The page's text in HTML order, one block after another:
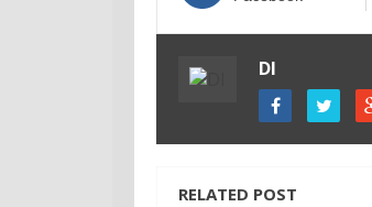
DI
RELATED POST